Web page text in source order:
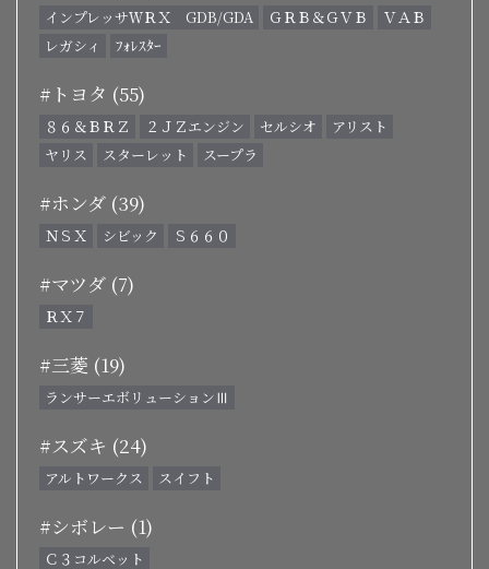
インプレッサＷＲＸ GDB/GDA ＧＲＢ＆ＧＶＢ
ＶＡＢ
レガシィ
ﾌｫﾚｽﾀｰ
#トヨタ (55)
８６＆ＢＲＺ ２ＪＺエンジン セルシオ
アリスト
ヤリス
スターレット スープラ
#ホンダ (39)
ＮＳＸ シビック Ｓ６６０
#マツダ (7)
ＲＸ７
#三菱 (19)
ランサーエボリューションⅢ
#スズキ (24)
アルトワークス スイフト
#シボレー (1)
Ｃ３コルベット